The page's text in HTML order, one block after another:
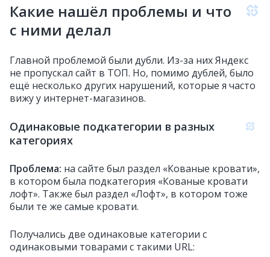
Какие нашёл проблемы и что
с ними делал
Главной проблемой были дубли. Из-за них Яндекс
не пропускал сайт в ТОП. Но, помимо дублей, было
ещё несколько других нарушений, которые я часто
вижу у интернет-магазинов.
Одинаковые подкатегории в разных
категориях
Проблема: на сайте был раздел «Кованые кровати»,
в котором была подкатегория «Кованые кровати
лофт». Также был раздел «Лофт», в котором тоже
были те же самые кровати.
Получались две одинаковые категории с
одинаковыми товарами с такими URL: